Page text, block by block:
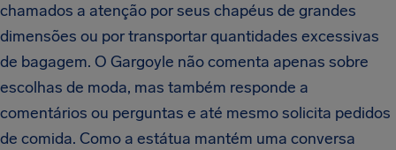
chamados a atenção por seus chapéus de grandes
dimensões ou por transportar quantidades excessivas
de bagagem. O Gargoyle não comenta apenas sobre
escolhas de moda, mas também responde a
comentários ou perguntas e até mesmo solicita pedidos
de comida. Como a estátua mantém uma conversa